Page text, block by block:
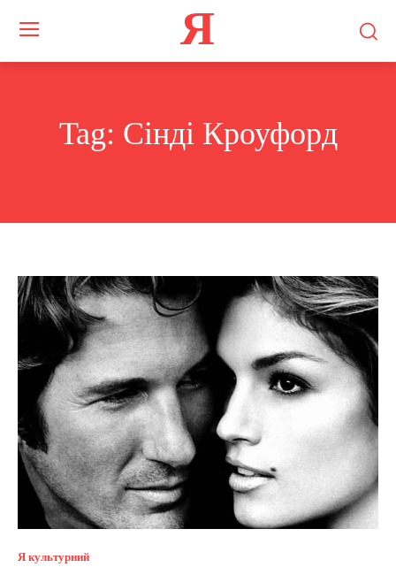
Я
Tag: Сінді Кроуфорд
Я культурний